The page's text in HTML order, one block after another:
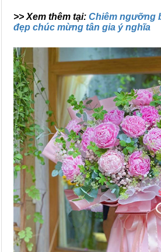
>> Xem thêm tại: Chiêm ngưỡng
đẹp chúc mừng tân gia ý nghĩa